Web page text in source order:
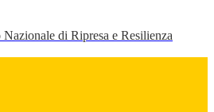
di Ripresa e Resilienza